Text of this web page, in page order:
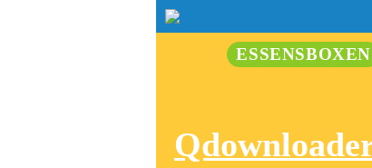
ESSENSBOXEN